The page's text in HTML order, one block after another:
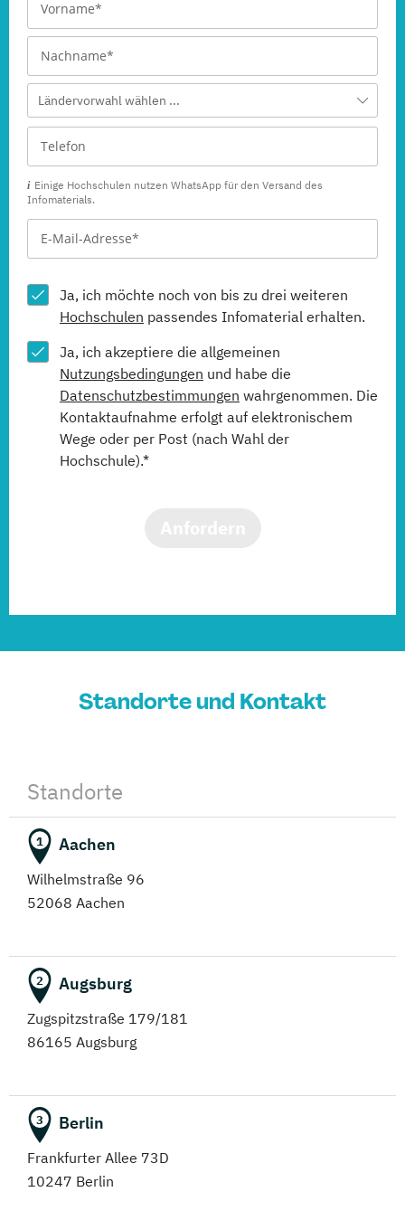
Ländervorwahl wählen ...
Einige Hochschulen nutzen WhatsApp für den Versand des
Infomaterials.
Ja, ich möchte noch von bis zu drei weiteren
Hochschulen passendes Infomaterial erhalten.
Ja, ich akzeptiere die allgemeinen
Nutzungsbedingungen und habe die
Datenschutzbestimmungen wahrgenommen. Die
Kontaktaufnahme erfolgt auf elektronischem
Wege oder per Post (nach Wahl der
Hochschule).*
Standorte und Kontakt
Standorte
1 Aachen
Wilhelmstraße 96
52068 Aachen
2 Augsburg
Zugspitzstraße 179/181
86165 Augsburg
3 Berlin
Frankfurter Allee 73D
10247 Berlin